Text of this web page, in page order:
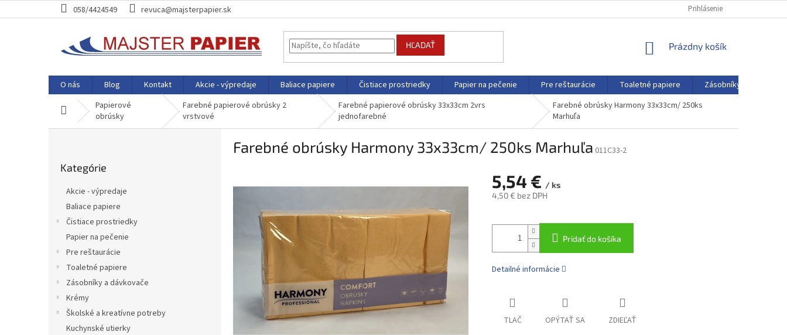
na
058/4424549 revuca@majsterpapier.sk Prihlásenie
HĽADAŤ
NÁKUPNÝ
Prázdny košík
O nás Blog Kontakt Akcie - výpredaje Baliace papiere Čistiace prostriedky Papier na pečenie Pre reštaurácie Toaletné papiere Zásobníky a dávkovače
DomovPapierové
obrúsky
Farebné papierové obrúsky 2
vrstvové
Farebné papierové obrúsky 33x33cm 2vrs
jednofarebné
Farebné obrúsky Harmony 33x33cm/ 250ks
Marhuľa
kategórie
Kategórie
Akcie - výpredaje
Baliace papiere
Čistiace prostriedky
Papier na pečenie
Pre reštaurácie
Toaletné papiere
Zásobníky a dávkovače
Krémy
Školské a kreatívne potreby
Kuchynské utierky
Farebné obrúsky Harmony 33x33cm/ 250ks Marhuľa 011C33-2
5,54 € / ks
4,50 € bez DPH
cena:
Pridať do košíka
Detailné informácie
TLAČ OPÝTAŤ SA ZDIEĽAŤ